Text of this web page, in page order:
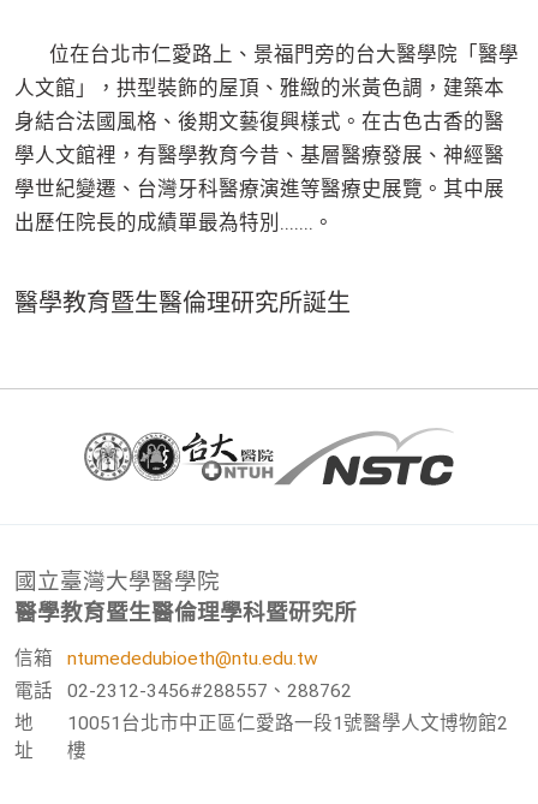
位在台北市仁愛路上、景福門旁的台大醫學院「醫學
人文館」，拱型裝飾的屋頂、雅緻的米黃色調，建築本
身結合法國風格、後期文藝復興樣式。在古色古香的醫
學人文館裡，有醫學教育今昔、基層醫療發展、神經醫
學世紀變遷、台灣牙科醫療演進等醫療史展覽。其中展
出歷任院長的成績單最為特別.......。
醫學教育暨生醫倫理研究所誕生
國立臺灣大學醫學院
醫學教育暨生醫倫理學科暨研究所
信箱
ntumededubioeth@ntu.edu.tw
電話
02-2312-3456#288557、288762
地
址
10051台北市中正區仁愛路一段1號醫學人文博物館2
樓